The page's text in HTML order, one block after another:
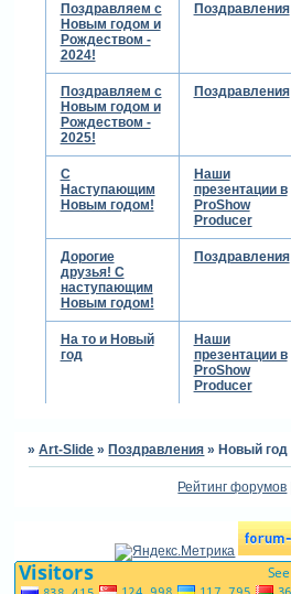
Поздравляем с
Новым годом и
Рождеством -
2024!
Поздравления
Поздравляем с
Новым годом и
Рождеством -
2025!
Поздравления
С
Наступающим
Новым годом!
Наши
презентации в
ProShow
Producer
Дорогие
друзья! С
наступающим
Новым годом!
Поздравления
На то и Новый
год
Наши
презентации в
ProShow
Producer
»Art-Slide » Поздравления » Новый год
Рейтинг форумов